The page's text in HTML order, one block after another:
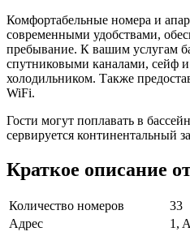
Комфортабельные номера и
современными удобствами,
пребывание. К вашим услугам
спутниковыми каналами, сейф
холодильником. Также
WiFi.
Гости могут поплавать в
сервируется континентальный
Краткое описание
Количество номеров
33
Адрес
1,